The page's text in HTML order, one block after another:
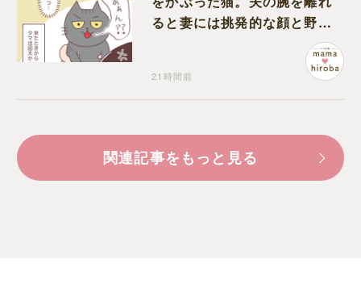
ると妻には挑発的な顔と野太
21時間前
関連記事をもっと見る